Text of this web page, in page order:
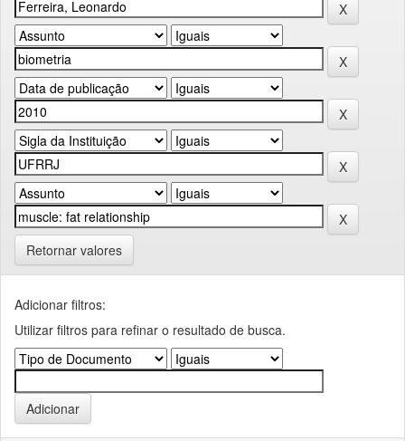
Retornar valores
Adicionar filtros:
Utilizar filtros para refinar o resultado de busca.